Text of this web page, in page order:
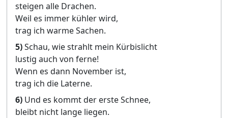
steigen alle Drachen.
Weil es immer kühler wird,
trag ich warme Sachen.
5)Schau, wie strahlt mein Kürbislicht
lustig auch von ferne!
Wenn es dann November ist,
trag ich die Laterne.
6) Und es kommt der erste Schnee,
bleibt nicht lange liegen.